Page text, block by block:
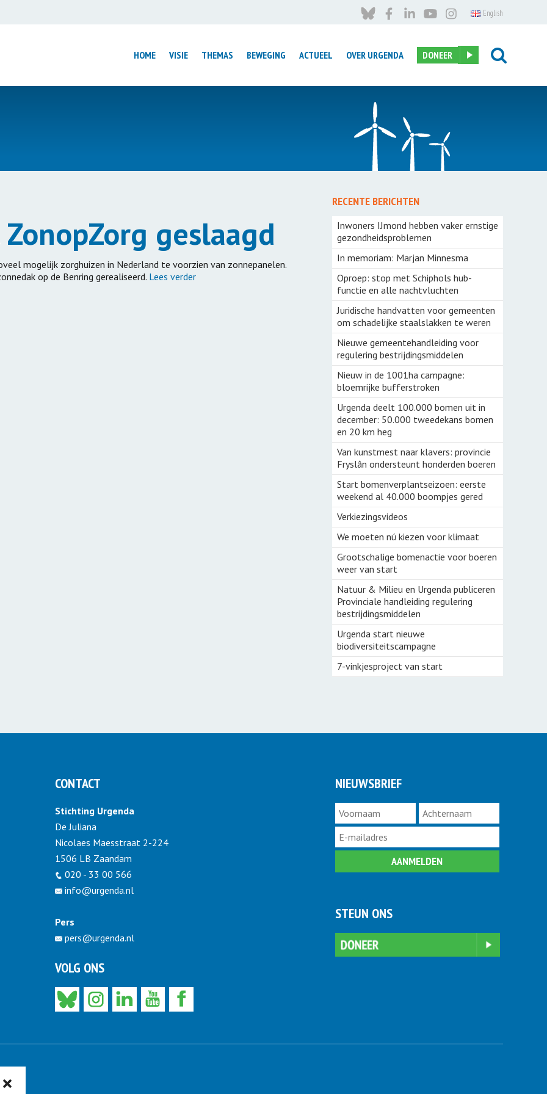
English
HOME VISIE THEMAS
Zorghuizen
Verduurzaming
Mobiliteitsbeleid
Texel Gastvrij Elektrisch
Vervoer
Circulair Fryslân
Kies Duurzame Mode
Introductie
landinzicht – grond voor
7-Vinkjes Project
Meer Bomen Nu
Kruidenrijk grasland
Groenbemesters
Klaveronderzaai
Bomen voor boeren
Aardige Buren
Cambium boslandbouw
Streektuinen
voorBoeren
Peulenparade
NieuwVers
BEWEGING ACTUEEL OVER URGENDA DONEER
geslaagd
mogelijk zorghuizen in Nederland te voorzien van zonnepanelen.
op de Benring gerealiseerd. Lees verder
RECENTE BERICHTEN
Inwoners IJmond hebben vaker ernstige
gezondheidsproblemen
In memoriam: Marjan Minnesma
Oproep: stop met Schiphols hub-
functie en alle nachtvluchten
Juridische handvatten voor gemeenten
om schadelijke staalslakken te weren
Nieuwe gemeentehandleiding voor
regulering bestrijdingsmiddelen
Nieuw in de 1001ha campagne:
bloemrijke bufferstroken
Urgenda deelt 100.000 bomen uit in
december: 50.000 tweedekans bomen
en 20 km heg
Van kunstmest naar klavers: provincie
Fryslân ondersteunt honderden boeren
Start bomenverplantseizoen: eerste
weekend al 40.000 boompjes gered
Verkiezingsvideos
We moeten nú kiezen voor klimaat
Grootschalige bomenactie voor boeren
weer van start
Natuur & Milieu en Urgenda publiceren
Provinciale handleiding regulering
bestrijdingsmiddelen
Urgenda start nieuwe
biodiversiteitscampagne
7-vinkjesproject van start
CONTACT
Stichting Urgenda
De Juliana
Nicolaes Maesstraat 2-224
1506 LB Zaandam
020 - 33 00 566
info@urgenda.nl
Pers
pers@urgenda.nl
VOLG ONS
NIEUWSBRIEF
STEUN ONS